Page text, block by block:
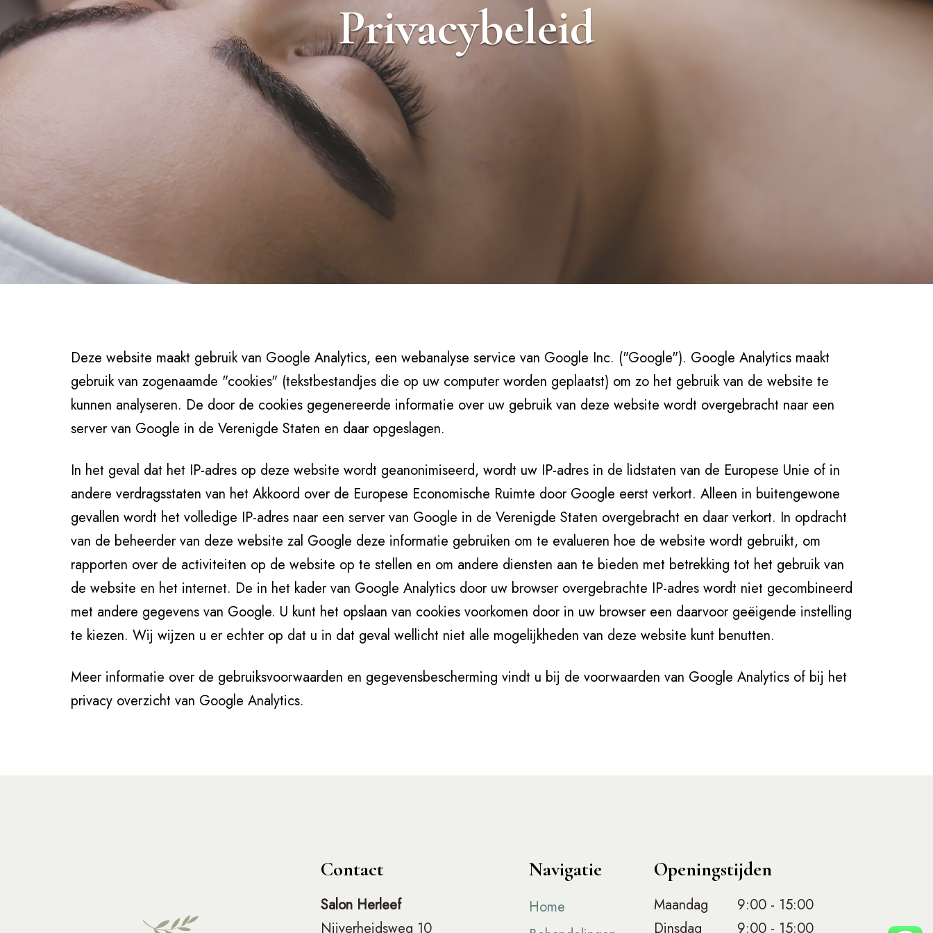
Privacybeleid
Deze website maakt gebruik van Google Analytics, een webanalyse service van Google Inc. ("Google"). Google Analytics maakt
gebruik van zogenaamde "cookies" (tekstbestandjes die op uw computer worden geplaatst) om zo het gebruik van de website te
kunnen analyseren. De door de cookies gegenereerde informatie over uw gebruik van deze website wordt overgebracht naar een
server van Google in de Verenigde Staten en daar opgeslagen.
In het geval dat het IP-adres op deze website wordt geanonimiseerd, wordt uw IP-adres in de lidstaten van de Europese Unie of in
andere verdragsstaten van het Akkoord over de Europese Economische Ruimte door Google eerst verkort. Alleen in buitengewone
gevallen wordt het volledige IP-adres naar een server van Google in de Verenigde Staten overgebracht en daar verkort. In opdracht
van de beheerder van deze website zal Google deze informatie gebruiken om te evalueren hoe de website wordt gebruikt, om
rapporten over de activiteiten op de website op te stellen en om andere diensten aan te bieden met betrekking tot het gebruik van
de website en het internet. De in het kader van Google Analytics door uw browser overgebrachte IP-adres wordt niet gecombineerd
met andere gegevens van Google. U kunt het opslaan van cookies voorkomen door in uw browser een daarvoor geëigende instelling
te kiezen. Wij wijzen u er echter op dat u in dat geval wellicht niet alle mogelijkheden van deze website kunt benutten.
Meer informatie over de gebruiksvoorwaarden en gegevensbescherming vindt u bij de voorwaarden van Google Analytics of bij het
privacy overzicht van Google Analytics.
Contact
Salon Herleef
Nijverheidsweg 10
Navigatie
Home
Openingstijden
Maandag
9:00 - 15:00
Dinsdag
9:00 - 15:00